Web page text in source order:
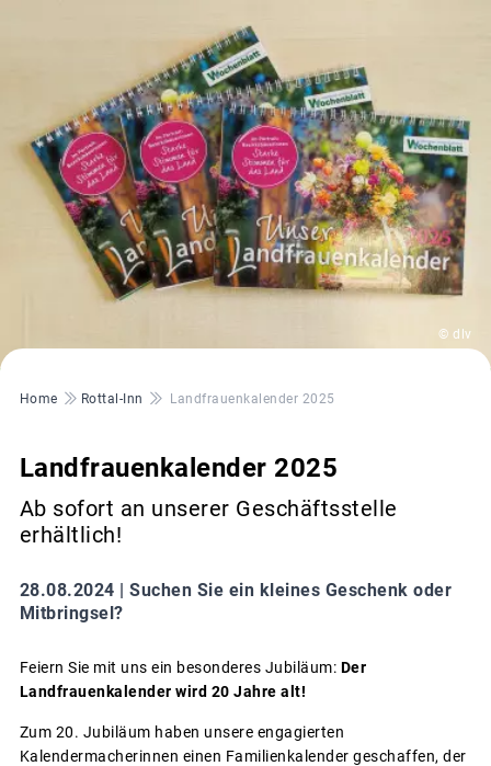
© dlv
Pfadnavigation
Home Rottal-Inn Landfrauenkalender 2025
Landfrauenkalender 2025
Ab sofort an unserer Geschäftsstelle
erhältlich!
28.08.2024 | Suchen Sie ein kleines Geschenk oder
Mitbringsel?
Feiern Sie mit uns ein besonderes Jubiläum: Der
Landfrauenkalender wird 20 Jahre alt!
Zum 20. Jubiläum haben unsere engagierten
Kalendermacherinnen einen Familienkalender geschaffen, der